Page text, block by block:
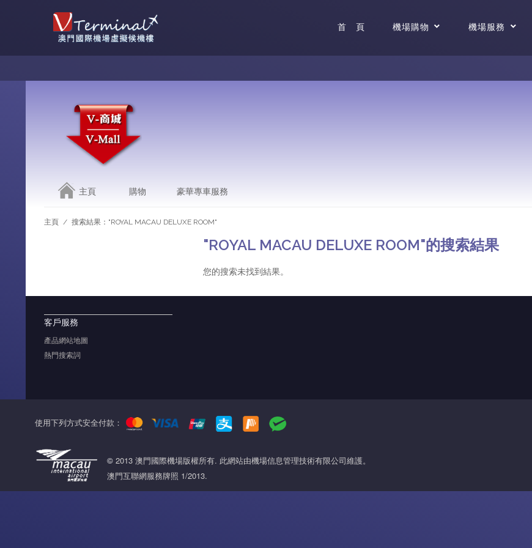
首 頁 機場購物 機場服務
主頁 購物 豪華專車服務
主頁 / 搜索結果："ROYAL MACAU DELUXE ROOM"
"ROYAL MACAU DELUXE ROOM"的搜索結果
您的搜索未找到結果。
客戶服務
產品網站地圖
熱門搜索詞
使用下列方式安全付款：
©2013 澳門國際機場版權所有. 此網站由機場信息管理技術有限公司維護。
澳門互聯網服務牌照 1/2013.